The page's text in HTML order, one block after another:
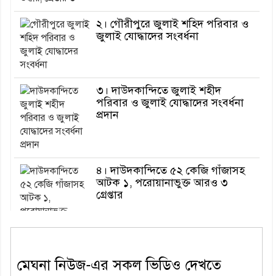
২। গৌরীপুরে জুলাই শহিদ পরিবার ও
জুলাই যোদ্ধাদের সংবর্ধনা
৩। দাউদকান্দিতে জুলাই শহীদ
পরিবার ও জুলাই যোদ্ধাদের সংবর্ধনা
প্রদান
৪। দাউদকান্দিতে ৫২ কেজি গাঁজাসহ
আটক ১, পরোয়ানাভুক্ত আরও ৩
গ্রেপ্তার
সদস্য সচিব হলেন সালাউদ্দিন সরকার
মেঘনা নিউজ-এর সকল ভিডিও দেখতে